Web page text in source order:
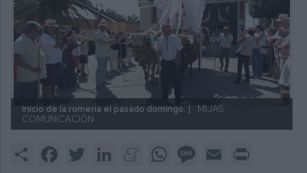
Inicio de la romeria el pasado domingo. |
MIJAS
COMUNICACIÓN
Share Facebook
Twitter LinkedInMeneameWhatsAppMessage
Email